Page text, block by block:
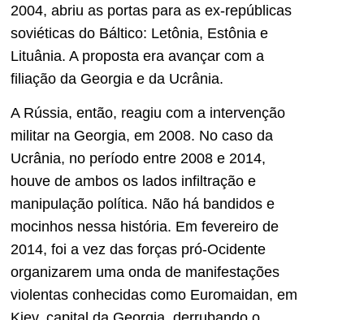
2004, abriu as portas para as ex-repúblicas
soviéticas do Báltico: Letônia, Estônia e
Lituânia. A proposta era avançar com a
filiação da Georgia e da Ucrânia.
A Rússia, então, reagiu com a intervenção
militar na Georgia, em 2008. No caso da
Ucrânia, no período entre 2008 e 2014,
houve de ambos os lados infiltração e
manipulação política. Não há bandidos e
mocinhos nessa história. Em fevereiro de
2014, foi a vez das forças pró-Ocidente
organizarem uma onda de manifestações
violentas conhecidas como Euromaidan, em